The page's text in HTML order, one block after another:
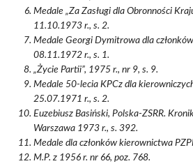
Medale „Za Zasługi dla Obronności
11.10.1973 r., s. 2.
Medale Georgi Dymitrowa dla
08.11.1972 r., s. 1.
„Życie Partii”, 1975 r., nr 9, s. 9.
Medale 50-lecia KPCz dla
25.07.1971 r., s. 2.
Euzebiusz Basiński, Polska-ZSRR.
Warszawa 1973 r., s. 392.
Medale dla członków kierownictwa
M.P. z 1956 r. nr 66, poz. 768.